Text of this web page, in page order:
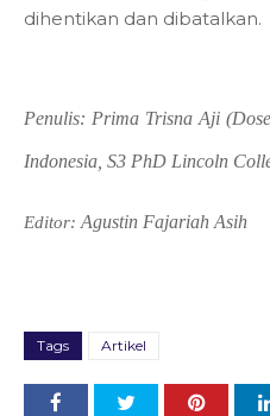
dihentikan dan dibatalkan.
Penulis: Prima Trisna Aji (
Indonesia, S3 PhD Lincoln
Editor: Agustin Fajariah Asih
Tags Artikel